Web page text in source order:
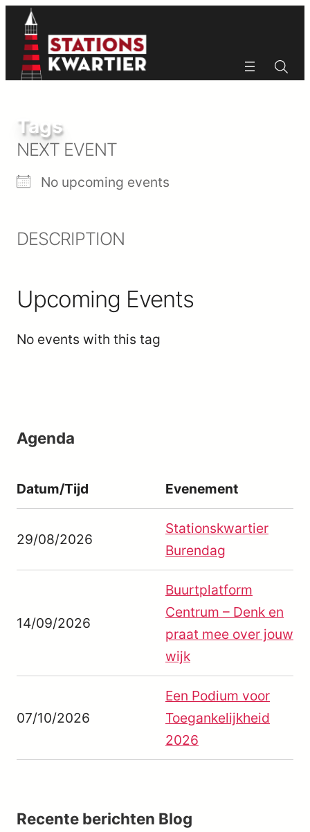
naar
inhoud
Tags
NEXT EVENT
No upcoming events
DESCRIPTION
Upcoming Events
No events with this tag
Agenda
Datum/Tijd Evenement
29/08/2026
Stationskwartier
Burendag
14/09/2026
Buurtplatform
Centrum – Denk en
praat mee over jouw
wijk
07/10/2026
Een Podium voor
Toegankelijkheid
2026
Recente berichten Blog